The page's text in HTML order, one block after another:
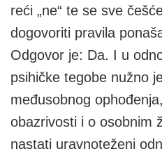
reći „ne“ te se sve
dogovoriti pravila
Odgovor je: Da. I u
psihičke tegobe nužno
međusobnog
obazrivosti i o osobnim
nastati uravnoteženi